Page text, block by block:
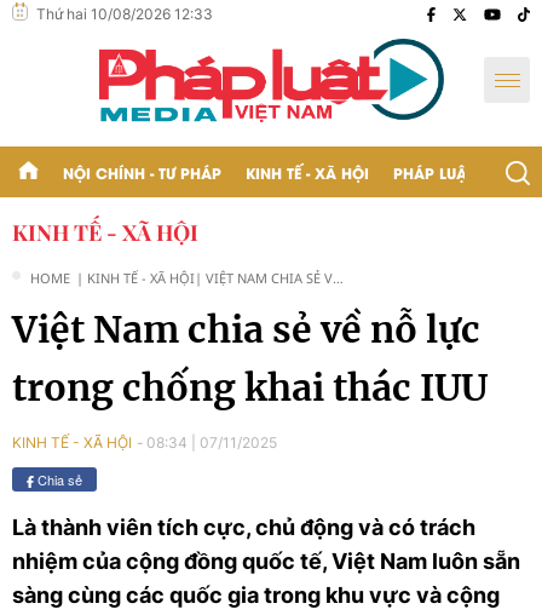
Thứ hai 10/08/2026 12:33
NỘI CHÍNH - TƯ PHÁP KINH TẾ - XÃ HỘI PHÁP LUẬT - BẠN
KINH TẾ - XÃ HỘI
HOME | KINH TẾ - XÃ HỘI| VIỆT NAM CHIA SẺ VỀ
KHAI THÁC IUU
Việt Nam chia sẻ về nỗ lực
trong chống khai thác IUU
KINH TẾ - XÃ HỘI 08:34 07/11/2025
Chia sẻ
Là thành viên tích cực, chủ động và có trách
nhiệm của cộng đồng quốc tế, Việt Nam luôn sẵn
sàng cùng các quốc gia trong khu vực và cộng